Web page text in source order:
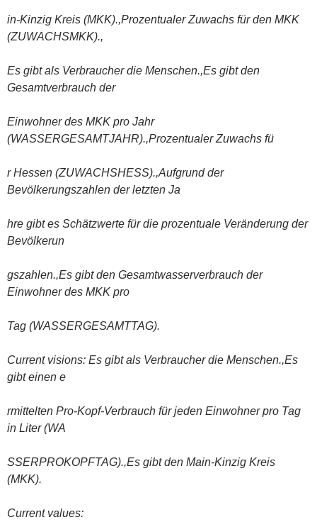
in-Kinzig Kreis (MKK).,Prozentualer Zuwachs für den MKK
(ZUWACHSMKK).,
Es gibt als Verbraucher die Menschen.,Es gibt den
Gesamtverbrauch der
Einwohner des MKK pro Jahr
(WASSERGESAMTJAHR).,Prozentualer Zuwachs fü
r Hessen (ZUWACHSHESS).,Aufgrund der
Bevölkerungszahlen der letzten Ja
hre gibt es Schätzwerte für die prozentuale Veränderung der
Bevölkerun
gszahlen.,Es gibt den Gesamtwasserverbrauch der
Einwohner des MKK pro
Tag (WASSERGESAMTTAG).
Current visions: Es gibt als Verbraucher die Menschen.,Es
gibt einen e
rmittelten Pro-Kopf-Verbrauch für jeden Einwohner pro Tag
in Liter (WA
SSERPROKOPFTAG).,Es gibt den Main-Kinzig Kreis
(MKK).
Current values: